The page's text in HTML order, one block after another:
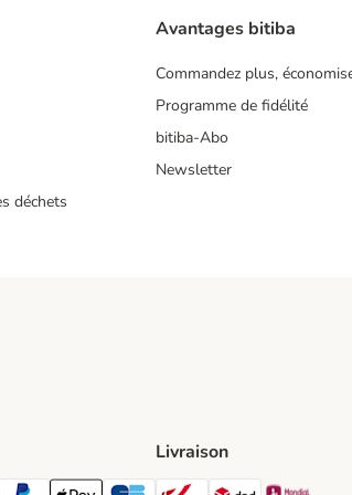
déchets
Avantages bitiba
Commandez plus,
Programme de fidélité
bitiba-Abo
Newsletter
Livraison
Bpost Shipping
DPD